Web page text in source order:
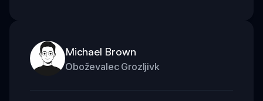
Michael Brown
Oboževalec Grozljivk